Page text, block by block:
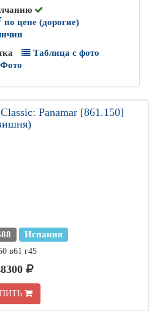
по цене (дорогие)
Таблица с фото
Фото
Panamar [861.150]
Испания
в61 г45